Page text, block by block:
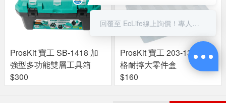
ProsKit 寶工 SB-1418 加
強型多功能雙層工具箱
$300
ProsKit 寶工 203-132I 18
格耐摔大零件盒
$160
回覆至 EcLife線上詢價！專人服務